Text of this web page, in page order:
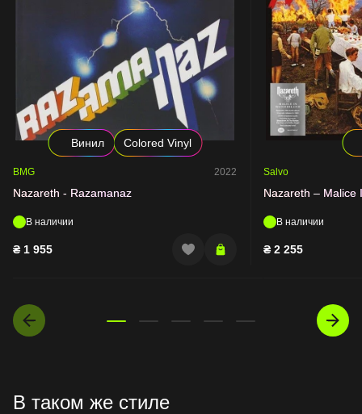
Винил Colored Vinyl
BMG 2022
Nazareth - Razamanaz
В наличии
₴ 1 955
Salvo
Nazareth – Malice
В наличии
₴ 2 255
В таком же стиле